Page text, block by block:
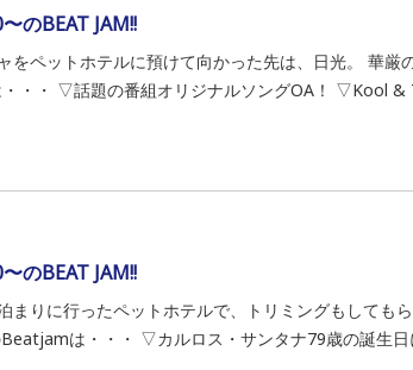
のBEAT JAM!!
をペットホテルに預けて向かった先は、日光。 華厳
・・ ▽話題の番組オリジナルソングOA！ ▽Kool &
のBEAT JAM!!
まりに行ったペットホテルで、トリミングもしても
は・・・ ▽カルロス・サンタナ79歳の誕生日